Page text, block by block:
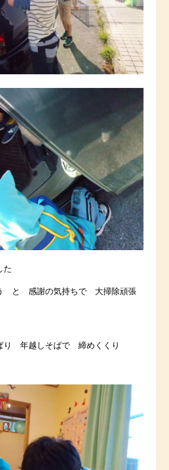
た
と 感謝の気持ちで 大掃除頑張
年越しそばで 締めくくり